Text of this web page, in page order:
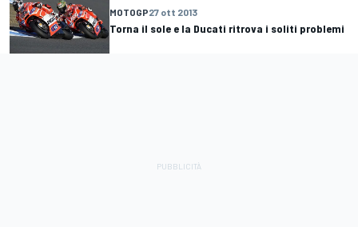
MOTOGP27 ott 2013
Torna il sole e la Ducati ritrova i soliti problemi